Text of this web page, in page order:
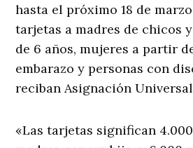
hasta el próximo 18 de
tarjetas a madres de chicos
de 6 años, mujeres a partir
embarazo y personas con
reciban Asignación
«Las tarjetas significan